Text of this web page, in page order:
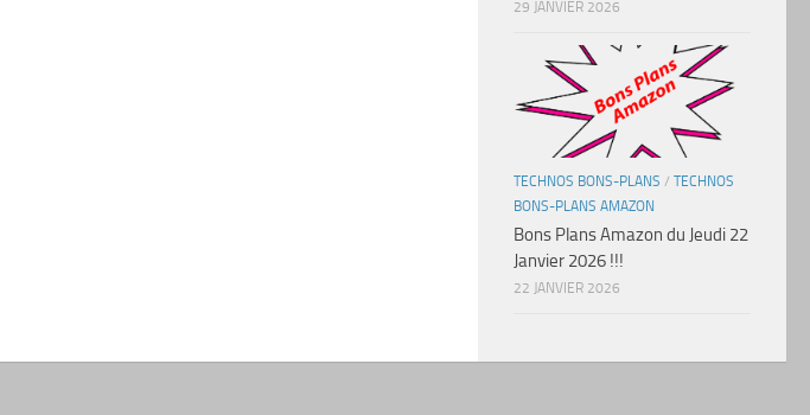
29 JANVIER 2026
TECHNOS BONS-PLANS / TECHNOS
BONS-PLANS AMAZON
Bons Plans Amazon du Jeudi 22
Janvier 2026 !!!
22 JANVIER 2026